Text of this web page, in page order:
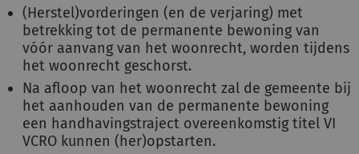
(Herstel)vorderingen (en de verjaring) met
betrekking tot de permanente bewoning van
vóór aanvang van het woonrecht, worden tijdens
het woonrecht geschorst.
Na afloop van het woonrecht zal de gemeente bij
het aanhouden van de permanente bewoning
een handhavingstraject overeenkomstig titel VI
VCRO kunnen (her)opstarten.